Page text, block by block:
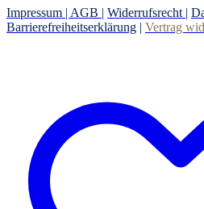
Impressum | AGB | Widerrufsrecht |
Barrierefreiheitserklärung | Vertrag